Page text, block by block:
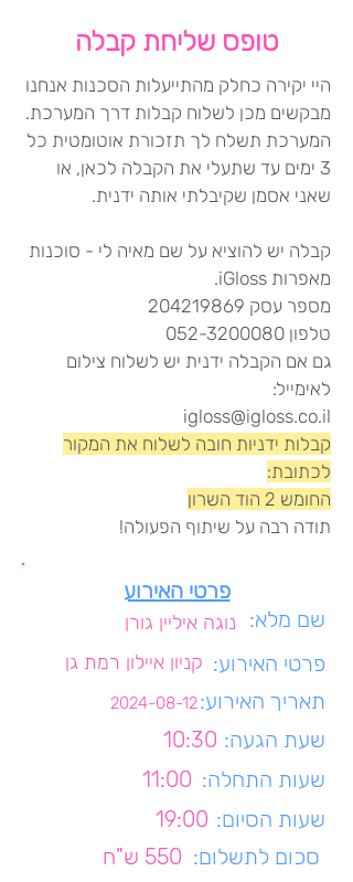
טופס שליחת קבלה
היי יקירה כחלק מהתייעלות הסכנות אנחנו
מבקשים מכן לשלוח קבלות דרך המערכת.
המערכת תשלח לך תזכורת אוטומטית כל
3 ימים עד שתעלי את הקבלה לכאן, או
שאני אסמן שקיבלתי אותה ידנית.
קבלה יש להוציא על שם מאיה לי - סוכנות
מאפרות iGloss.
מספר עסק 204219869
טלפון 052-3200080
גם אם הקבלה ידנית יש לשלוח צילום
לאימייל:
igloss@igloss.co.il
קבלות ידניות חובה לשלוח את המקור
לכתובת:
החומש 2 הוד השרון
תודה רבה על שיתוף הפעולה!
פרטי האירוע
נוגה איליין גורן שם מלא:
קניון איילון רמת גן פרטי האירוע:
2024-08-12תאריך האירוע:
10:30 שעת הגעה:
11:00 שעות התחלה:
19:00 שעות הסיום:
550 ש"ח סכום לתשלום: